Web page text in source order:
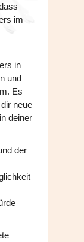
im
in
und
Es
neue
deiner
der